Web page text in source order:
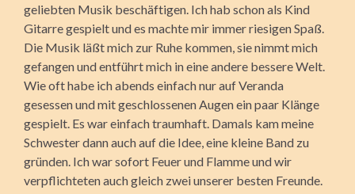
geliebten Musik beschäftigen. Ich hab schon als Kind
Gitarre gespielt und es machte mir immer riesigen Spaß.
Die Musik läßt mich zur Ruhe kommen, sie nimmt mich
gefangen und entführt mich in eine andere bessere Welt.
Wie oft habe ich abends einfach nur auf Veranda
gesessen und mit geschlossenen Augen ein paar Klänge
gespielt. Es war einfach traumhaft. Damals kam meine
Schwester dann auch auf die Idee, eine kleine Band zu
gründen. Ich war sofort Feuer und Flamme und wir
verpflichteten auch gleich zwei unserer besten Freunde.